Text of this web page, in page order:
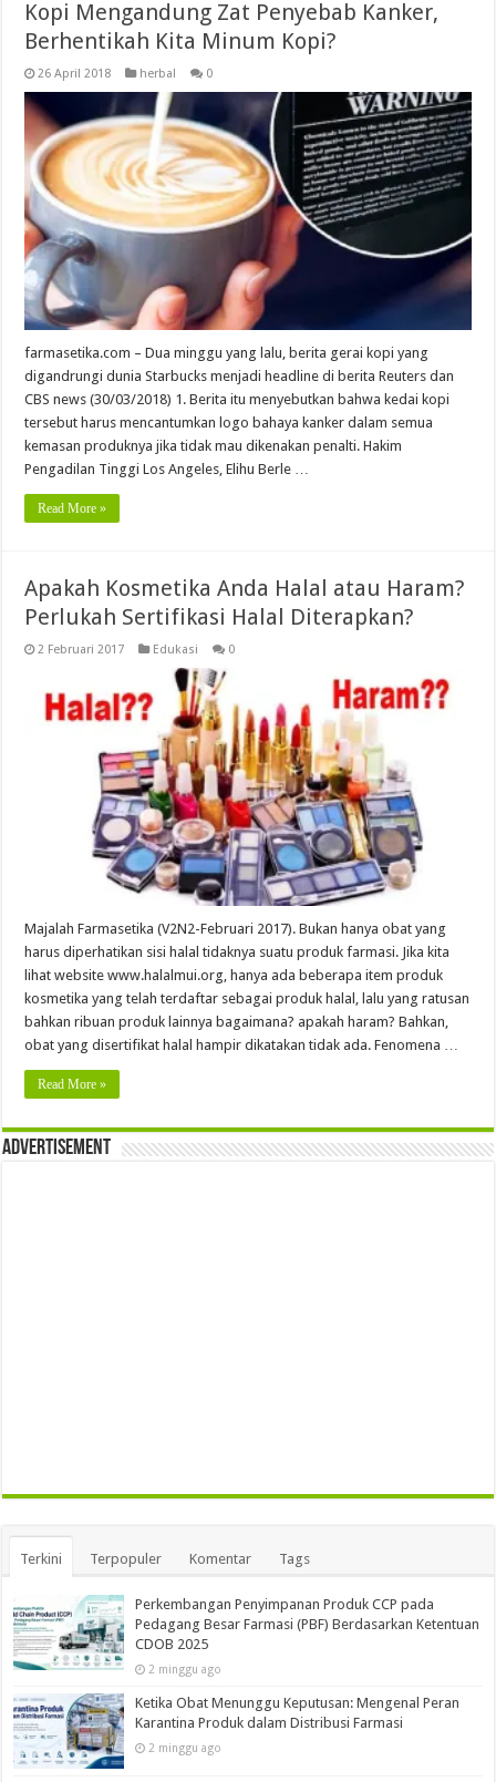
Kopi Mengandung Zat Penyebab Kanker,
Berhentikah Kita Minum Kopi?
26 April 2018 herbal 0
farmasetika.com – Dua minggu yang lalu, berita gerai kopi yang
digandrungi dunia Starbucks menjadi headline di berita Reuters dan
CBS news (30/03/2018) 1. Berita itu menyebutkan bahwa kedai kopi
tersebut harus mencantumkan logo bahaya kanker dalam semua
kemasan produknya jika tidak mau dikenakan penalti. Hakim
Pengadilan Tinggi Los Angeles, Elihu Berle …
Read More »
Apakah Kosmetika Anda Halal atau Haram?
Perlukah Sertifikasi Halal Diterapkan?
2 Februari 2017 Edukasi 0
Majalah Farmasetika (V2N2-Februari 2017). Bukan hanya obat yang
harus diperhatikan sisi halal tidaknya suatu produk farmasi. Jika kita
lihat website www.halalmui.org, hanya ada beberapa item produk
kosmetika yang telah terdaftar sebagai produk halal, lalu yang ratusan
bahkan ribuan produk lainnya bagaimana? apakah haram? Bahkan,
obat yang disertifikat halal hampir dikatakan tidak ada. Fenomena …
Read More »
Advertisement
Terkini Terpopuler Komentar Tags
Perkembangan Penyimpanan Produk CCP pada
Pedagang Besar Farmasi (PBF) Berdasarkan Ketentuan
CDOB 2025
2 minggu ago
Ketika Obat Menunggu Keputusan: Mengenal Peran
Karantina Produk dalam Distribusi Farmasi
2 minggu ago